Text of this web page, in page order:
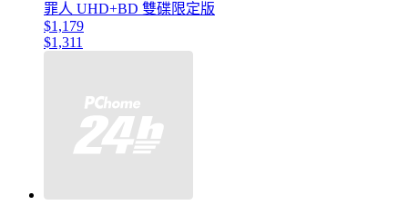
罪人 UHD+BD 雙碟限定版
$1,179
$1,311